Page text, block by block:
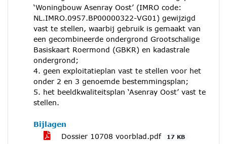
‘Woningbouw Asenray Oost’ (IMRO code:
NL.IMRO.0957.BP00000322-VG01) gewijzigd
vast te stellen, waarbij gebruik is gemaakt van
een gecombineerde ondergrond Grootschalige
Basiskaart Roermond (GBKR) en kadastrale
ondergrond;
4. geen exploitatieplan vast te stellen voor het
onder 2 en 3 genoemde bestemmingsplan;
5. het beeldkwaliteitsplan ‘Asenray Oost’ vast te
stellen.
Bijlagen
Dossier 10708 voorblad.pdf
17 KB